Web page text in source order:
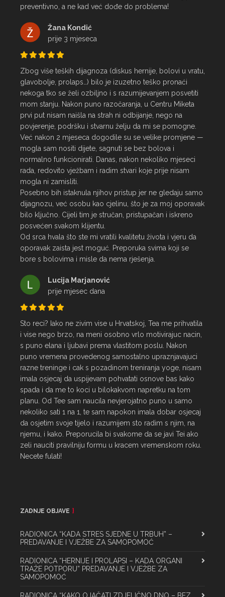
preventivno, a ne kad već dođe do problema!
Žana Kondić
prije 3 mjeseca
Zbog više teških dijagnoza (diskus hernije, bolovi u vratu,
glavobolje, prolaps…) bilo je izuzetno teško pronaći
nekoga tko se želi ozbiljno i s razumijevanjem posvetiti
mom stanju. Nakon puno razočaranja, u Centru Miketa
prvi put nisam naišla na strah ni odbijanje, nego na
povjerenje, podršku i stvarnu želju da mi se pomogne.
Već nakon 2 mjeseca dogodile su se velike promjene —
mogla sam nositi dijete, sagnuti se bez bolova i
normalno funkcionirati. Danas, nakon nekoliko mjeseci
rada, redovito vježbam i radim stvari koje prije nisam
mogla ni zamisliti.
Posebno bih istaknula njihov pristup jer ne gledaju samo
dijagnozu, već osobu kao cjelinu, što je za moj oporavak
bilo ključno. Cijeli tim je stručan, pristupačan i iskreno
posvećen svakom klijentu.
Od srca hvala što ste mi vratili kvalitetu života i vjeru da
oporavak zaista jest moguć. Preporuka svima koji se
bore s bolovima i misle da nema rješenja.
Lucija Marjanović
prije mjesec dana
Sto reci? Iako ne zivim vise u Hrvatskoj, Tea me prihvatila
i vise nego brzo, na meni osobno vrlo motivirajuc nacin,
s puno elana i ljubavi prema vlastitom poslu. Nakon
puno vremena provedenog samostalno upraznjavajuci
razne treninge i cak s pozadinom treniranja yoge, nisam
imala osjecaj da uspijevam pohvatati osnove bas kako
spada i da me to koci u bilokakvom napretku na tom
planu. Od Tee sam naucila nevjerojatno puno u samo
nekoliko sati 1 na 1, te sam napokon imala dobar osjecaj
da osjetim svoje tijelo i razumijem sto radim s njim, na
njemu, i kako. Preporucila bi svakome da se javi Tei ako
zeli nauciti pravilniju formu u kracem vremenskom roku.
Necete fulati!
ZADNJE OBJAVE
RADIONICA “KADA STRES SJEDNE U TRBUH” –
PREDAVANJE I VJEŽBE ZA SAMOPOMOĆ
RADIONICA “HERNIJE I PROLAPSI – KADA ORGANI
TRAŽE POTPORU” PREDAVANJE I VJEŽBE ZA
SAMOPOMOĆ
RADIONICA “KAKO OJAČATI ZDJELIČNO DNO – BEZ